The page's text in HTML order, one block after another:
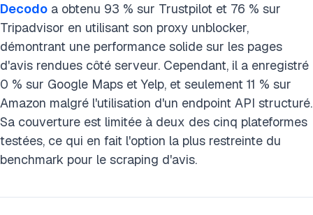
Decodo a obtenu 93 % sur Trustpilot et 76 % sur
Tripadvisor en utilisant son proxy unblocker,
démontrant une performance solide sur les pages
d'avis rendues côté serveur. Cependant, il a enregistré
0 % sur Google Maps et Yelp, et seulement 11 % sur
Amazon malgré l'utilisation d'un endpoint API structuré.
Sa couverture est limitée à deux des cinq plateformes
testées, ce qui en fait l'option la plus restreinte du
benchmark pour le scraping d'avis.